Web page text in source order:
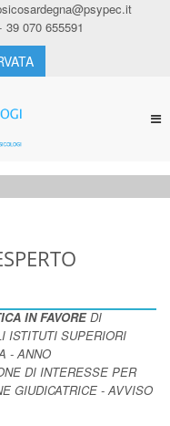
39 070 655591
IN FAVOREDI
ISTITUTI SUPERIORI
- ANNO
DI INTERESSE PER
GIUDICATRICE - AVVISO